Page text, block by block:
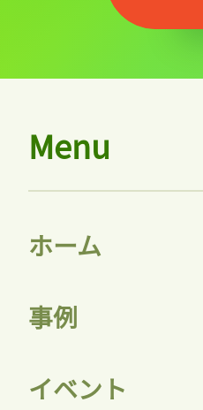
Menu
ホーム
事例
イベント